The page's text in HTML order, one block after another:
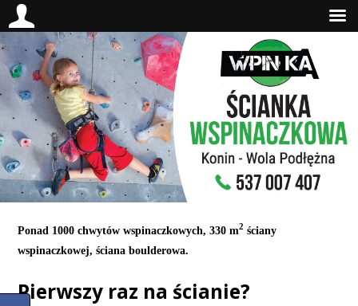
Ponad 1000 chwytów wspinaczkowych,330 m2 ściany
wspinaczkowej,ściana boulderowa.
Pierwszy raz na ścianie?​